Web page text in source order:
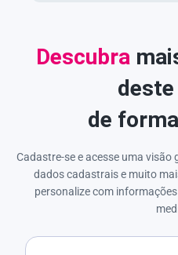
Descubra
deste
de
Cadastre-se e acesse uma
dados cadastrais e muito
personalize com